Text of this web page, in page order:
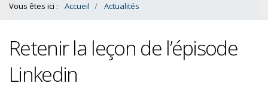
Vous êtes ici : Accueil Actualités
Retenir la leçon de l’épisode
Linkedin